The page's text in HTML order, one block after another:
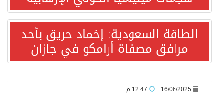
سمو وزير الخارجية : اتفاقية مكة تعكس الإرادة السياسية لحماية أمن المنطقة
الطاقة السعودية: إخماد حريق بأحد
مرافق مصفاة أرامكو في جازان
16/06/2025